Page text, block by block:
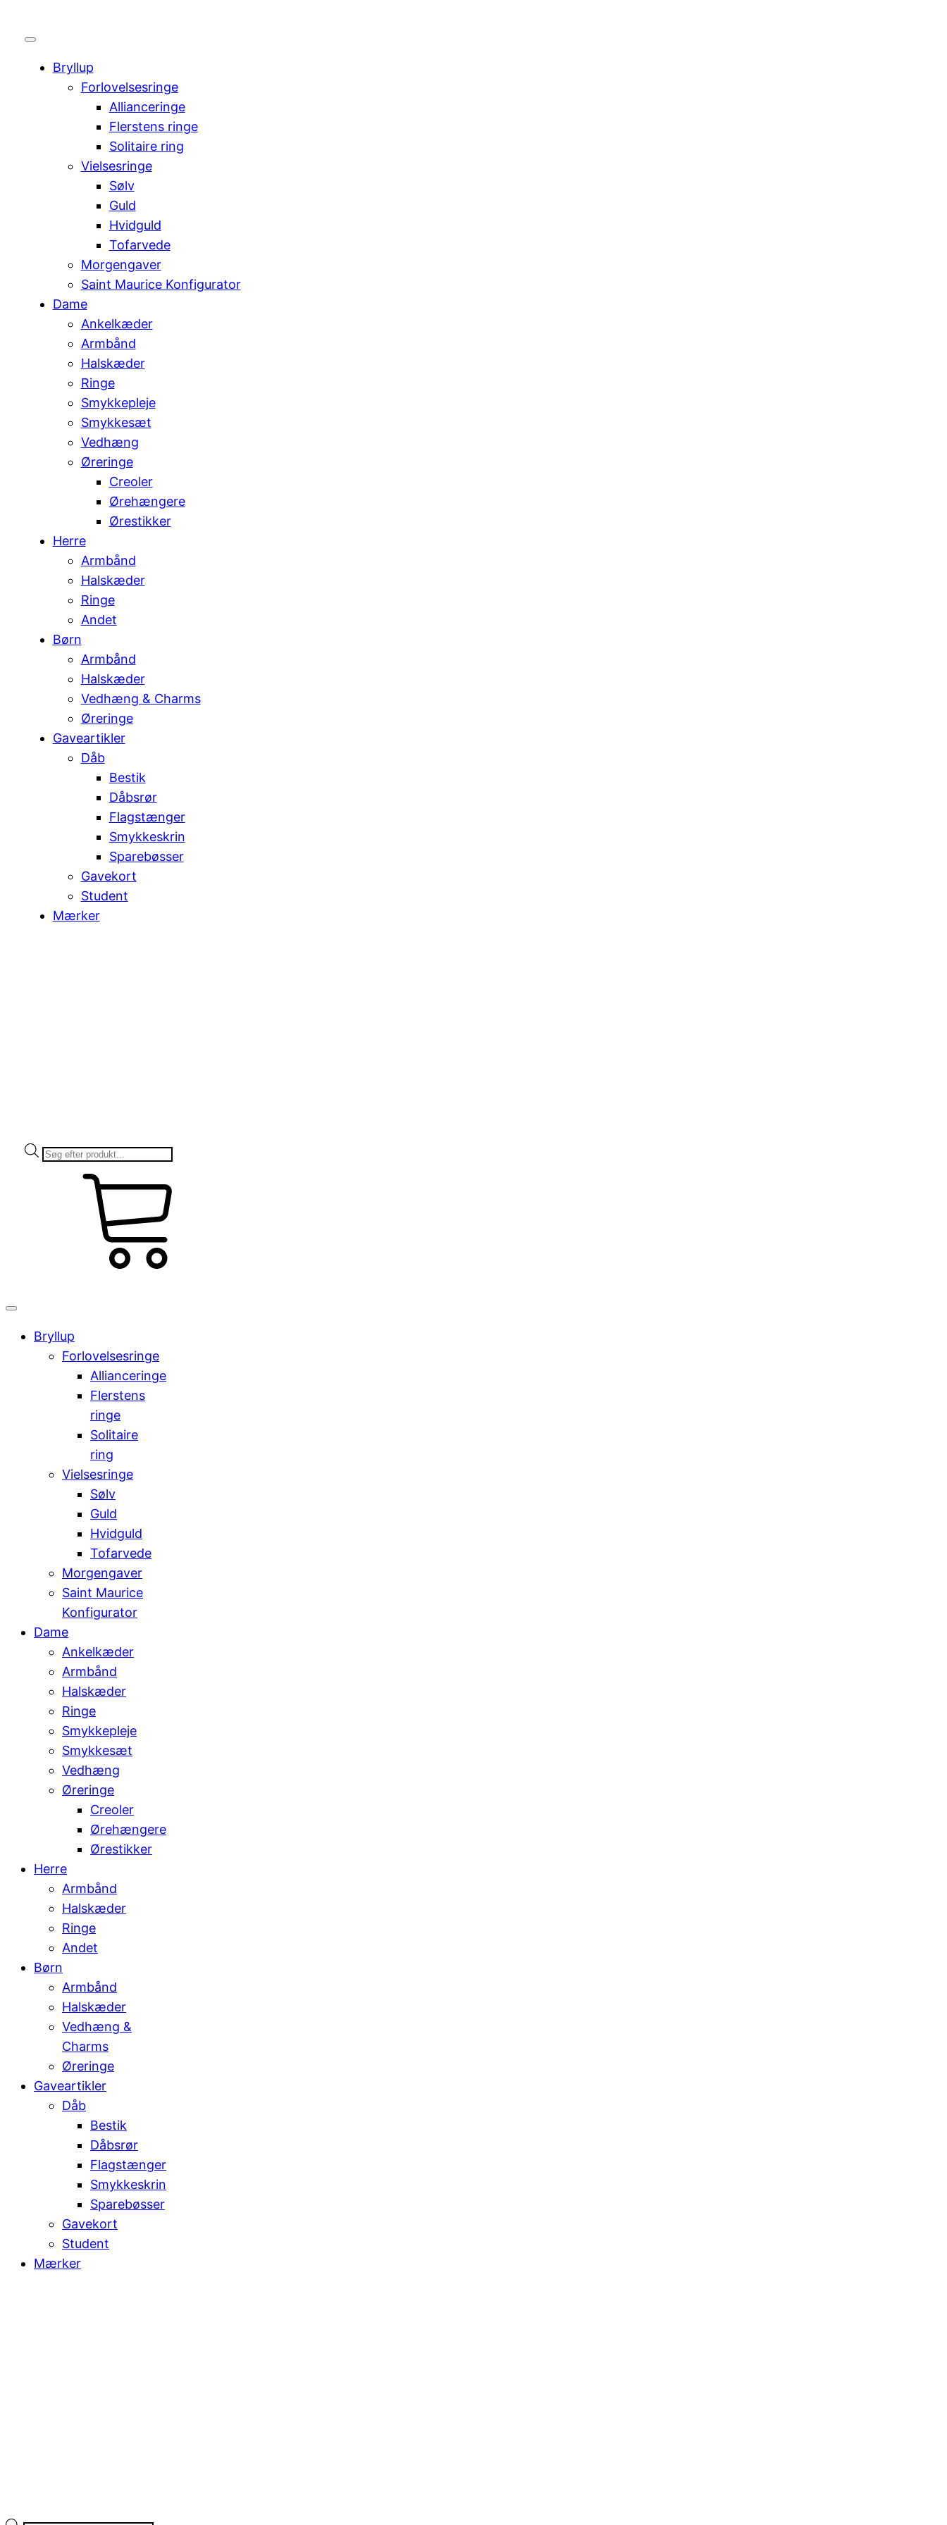
Bryllup
Forlovelsesringe
Allianceringe
Flerstens ringe
Solitaire ring
Vielsesringe
Sølv
Guld
Hvidguld
Tofarvede
Morgengaver
Saint Maurice Konfigurator
Dame
Ankelkæder
Armbånd
Halskæder
Ringe
Smykkepleje
Smykkesæt
Vedhæng
Øreringe
Creoler
Ørehængere
Ørestikker
Herre
Armbånd
Halskæder
Ringe
Andet
Børn
Armbånd
Halskæder
Vedhæng & Charms
Øreringe
Gaveartikler
Dåb
Bestik
Dåbsrør
Flagstænger
Smykkeskrin
Sparebøsser
Gavekort
Student
Mærker
Products
Bryllup
Forlovelsesringe
Allianceringe
Flerstens
ringe
Solitaire
ring
Vielsesringe
Sølv
Guld
Hvidguld
Tofarvede
Morgengaver
Saint Maurice
Konfigurator
Dame
Ankelkæder
Armbånd
Halskæder
Ringe
Smykkepleje
Smykkesæt
Vedhæng
Øreringe
Creoler
Ørehængere
Ørestikker
Herre
Armbånd
Halskæder
Ringe
Andet
Børn
Armbånd
Halskæder
Vedhæng &
Charms
Øreringe
Gaveartikler
Dåb
Bestik
Dåbsrør
Flagstænger
Smykkeskrin
Sparebøsser
Gavekort
Student
Mærker